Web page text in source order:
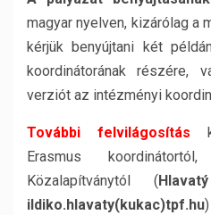
magyar nyelven, kizárólag a
kérjük benyújtani két
koordinátorának részére,
verziót az intézményi
További felvilágosítás
Erasmus
Közalapítványtól (
ildiko.hlavaty(kukac)tpf.hu)